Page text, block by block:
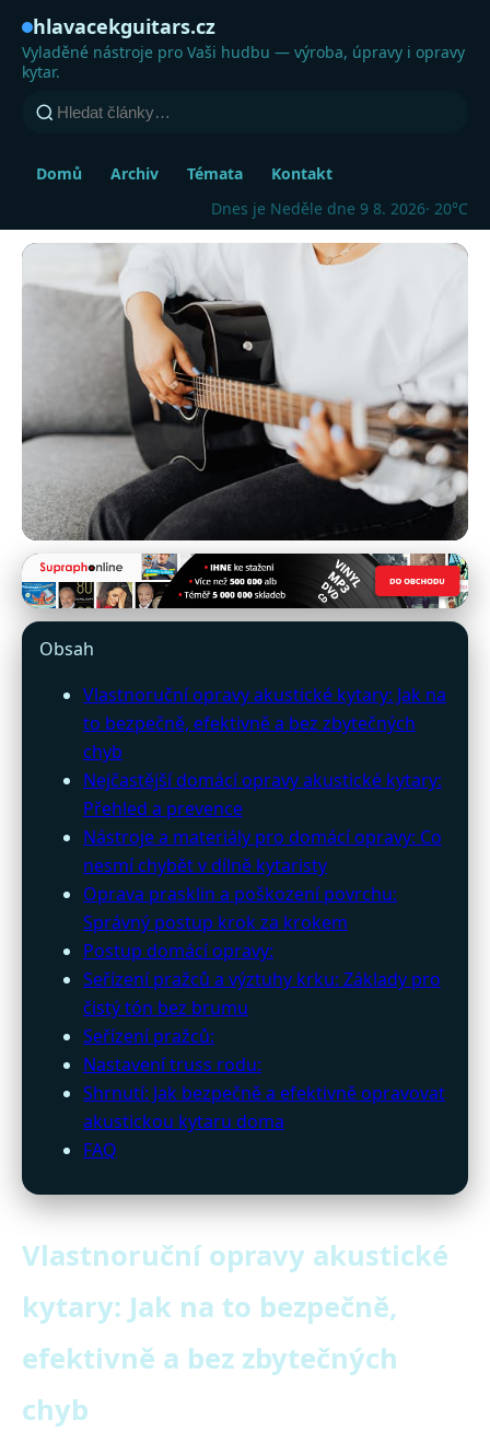
hlavacekguitars.cz
Vyladěné nástroje pro Vaši hudbu — výroba, úpravy i opravy
kytar.
Domů Archiv Témata
Kontakt
Dnes je Neděle dne 9 8. 2026· 20°C
hlavacekguitars.cz
Jak opravit akustickou kytaru
30. 3. 2026 · 10 min čtení · Autor: Lukáš Vorel
Obsah
Vlastnoruční opravy akustické kytary: Jak na
to bezpečně, efektivně a bez zbytečných
chyb
Nejčastější domácí opravy akustické kytary:
Přehled a prevence
Nástroje a materiály pro domácí opravy: Co
nesmí chybět v dílně kytaristy
Oprava prasklin a poškození povrchu:
Správný postup krok za krokem
Postup domácí opravy:
Seřízení pražců a výztuhy krku: Základy pro
čistý tón bez brumu
Seřízení pražců:
Nastavení truss rodu:
Shrnutí: Jak bezpečně a efektivně opravovat
akustickou kytaru doma
FAQ
Vlastnoruční opravy akustické
kytary: Jak na to bezpečně,
efektivně a bez zbytečných
chyb